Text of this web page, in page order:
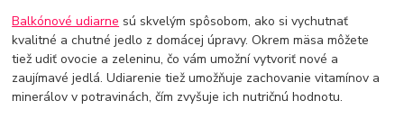
Balkónové udiarne sú skvelým spôsobom, ako si vychutnať
kvalitné a chutné jedlo z domácej úpravy. Okrem mäsa môžete
tiež udiť ovocie a zeleninu, čo vám umožní vytvoriť nové a
zaujímavé jedlá. Udiarenie tiež umožňuje zachovanie vitamínov a
minerálov v potravinách, čím zvyšuje ich nutričnú hodnotu.